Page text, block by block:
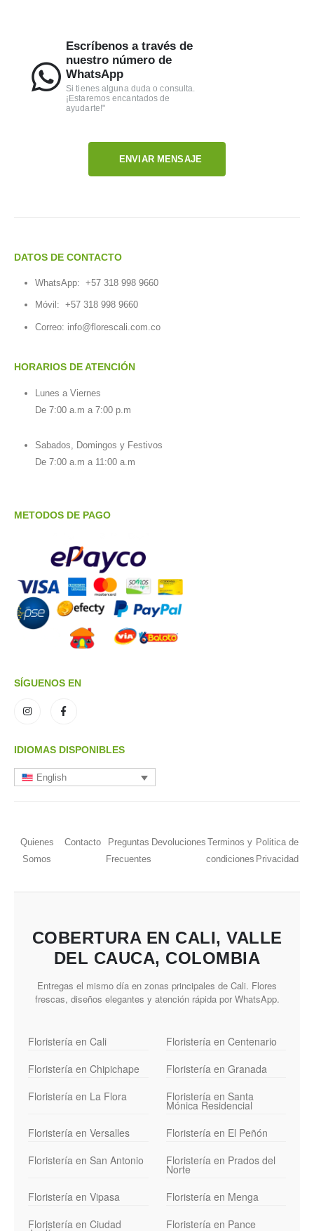
Escríbenos a través de
nuestro número de
WhatsApp
Si tienes alguna duda o consulta.
¡Estaremos encantados de
ayudarte!"
ENVIAR MENSAJE
DATOS DE CONTACTO
WhatsApp: +57 318 998 9660
Móvil: +57 318 998 9660
Correo: info@florescali.com.co
HORARIOS DE ATENCIÓN
Lunes a Viernes
De 7:00 a.m a 7:00 p.m
Sabados, Domingos y Festivos
De 7:00 a.m a 11:00 a.m
METODOS DE PAGO
SÍGUENOS EN
IDIOMAS DISPONIBLES
English
Quienes
Somos
Contacto
Preguntas
Frecuentes
Devoluciones Terminos y
condiciones
Politica de
Privacidad
COBERTURA EN CALI, VALLE
DEL CAUCA, COLOMBIA
Entregas el mismo día en zonas principales de Cali. Flores
frescas, diseños elegantes y atención rápida por WhatsApp.
Floristería en Cali
Floristería en Centenario
Floristería en Chipichape
Floristería en Granada
Floristería en La Flora
Floristería en Santa
Mónica Residencial
Floristería en Versalles
Floristería en El Peñón
Floristería en San Antonio
Floristería en Prados del
Norte
Floristería en Vipasa
Floristería en Menga
Floristería en Ciudad
Floristería en Pance